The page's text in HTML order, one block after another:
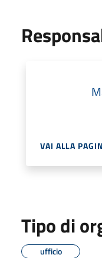
VAI ALLA
Tipo di
ufficio